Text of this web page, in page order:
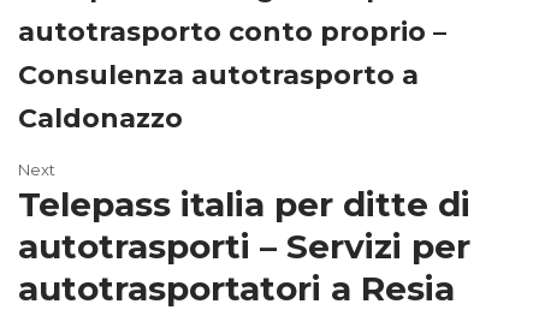
autotrasporto conto proprio –
Consulenza autotrasporto a
Caldonazzo
Next
Telepass italia per ditte di
autotrasporti – Servizi per
autotrasportatori a Resia